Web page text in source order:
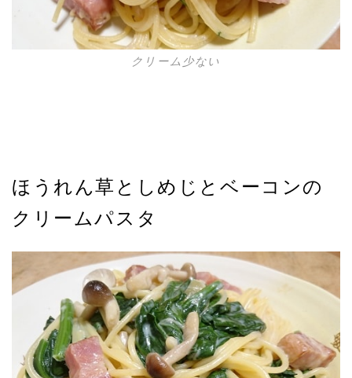
クリーム少ない
ほうれん草としめじとベーコンの
クリームパスタ